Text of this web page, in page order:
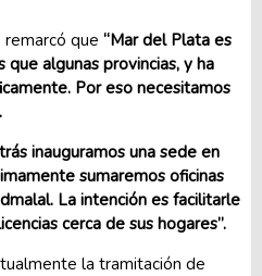
que “Mar del Plata es
que algunas provincias, y ha
Por eso necesitamos
inauguramos una sede en
sumaremos oficinas
La intención es facilitarle
cerca de sus hogares”.
la tramitación de